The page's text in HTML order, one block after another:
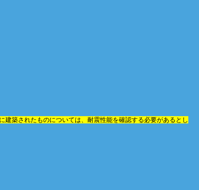
築されたものについては、耐震性能を確認する必要があるとし